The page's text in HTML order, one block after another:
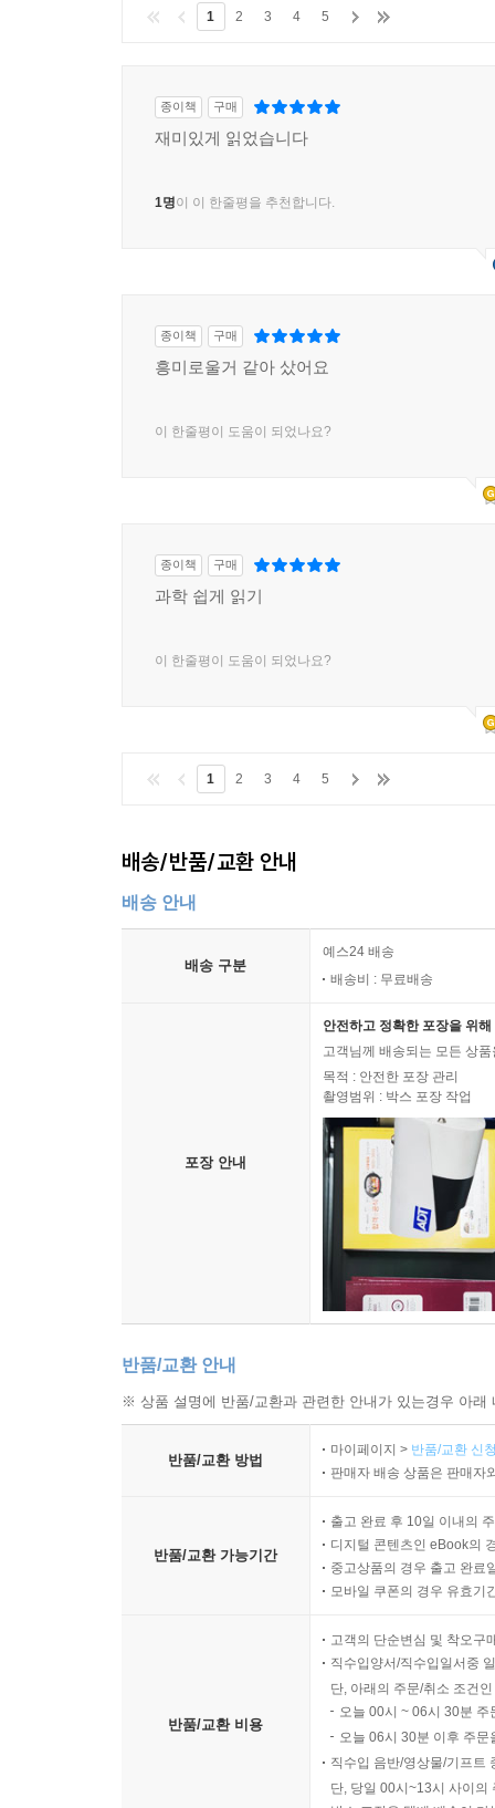
1 2 3 4 5
종이책 구매
재미있게 읽었습니다
1명이 이 한줄평을 추천합니다.
종이책 구매
흥미로울거 같아 샀어요
이 한줄평이 도움이 되었나요?
종이책 구매
과학 쉽게 읽기
이 한줄평이 도움이 되었나요?
1 2 3 4 5
배송/반품/교환 안내
배송 안내
배송 구분
예스24 배송
배송비 : 무료배송
포장 안내
안전하고 정확한 포장을 위
고객님께 배송되는 모든 상
목적 : 안전한 포장 관리
촬영범위 : 박스 포장 작업
반품/교환 안내
※ 상품 설명에 반품/교환과 관련한 안내가 있는경우 아
반품/교환 방법
마이페이지 > 반품/교환 신
판매자 배송 상품은 판매자
반품/교환 가능기간
출고 완료 후 10일 이내의
디지털 콘텐츠인 eBook의
중고상품의 경우 출고 완료
모바일 쿠폰의 경우 유효기
반품/교환 비용
고객의 단순변심 및 착오구
직수입양서/직수입일서중
단, 아래의 주문/취소 조건
오늘 00시 ~ 06시 30분
오늘 06시 30분 이후 주
직수입 음반/영상물/기프트
단, 당일 00시~13시 사이의